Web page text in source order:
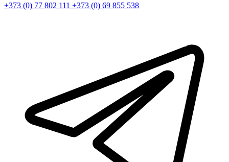
+373 (0) 77 802 111 +373 (0) 69 855 538